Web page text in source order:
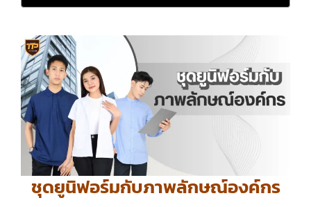
ชุดยูนิฟอร์มกับภาพลักษณ์องค์กร